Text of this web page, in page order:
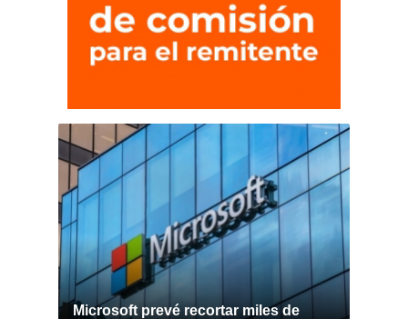
Microsoft prevé recortar miles de